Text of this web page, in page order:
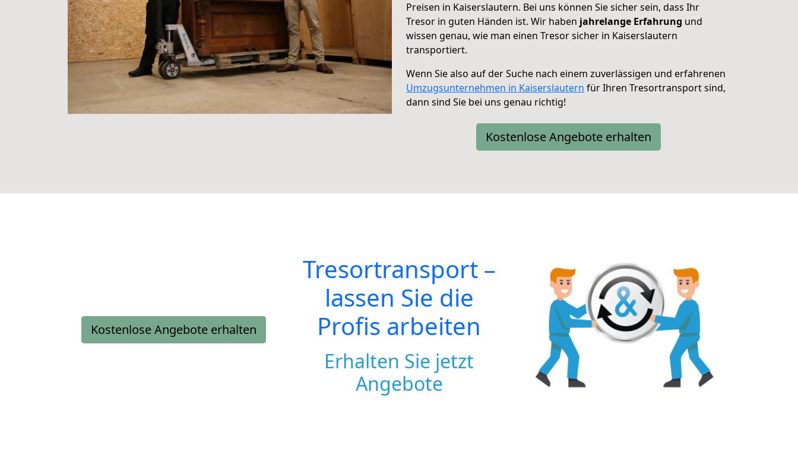
Preisen in Kaiserslautern. Bei uns können Sie sicher sein, dass Ihr
Tresor in guten Händen ist. Wir haben jahrelange Erfahrung und
wissen genau, wie man einen Tresor sicher in Kaiserslautern
transportiert.
Wenn Sie also auf der Suche nach einem zuverlässigen und erfahrenen
Umzugsunternehmen in Kaiserslautern für Ihren Tresortransport sind,
dann sind Sie bei uns genau richtig!
Kostenlose Angebote erhalten
Kostenlose Angebote erhalten
Tresortransport –
lassen Sie die
Profis arbeiten
Erhalten Sie jetzt
Angebote